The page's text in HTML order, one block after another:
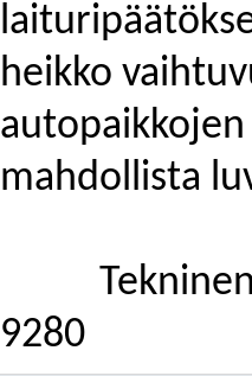
heikko
mahdollista
9280